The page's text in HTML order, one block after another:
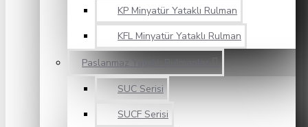
KP Minyatür Yataklı Rulman
KFL Minyatür Yataklı Rulman
Paslanmaz Yataklı Rulmanlar
SUC Serisi
SUCF Serisi